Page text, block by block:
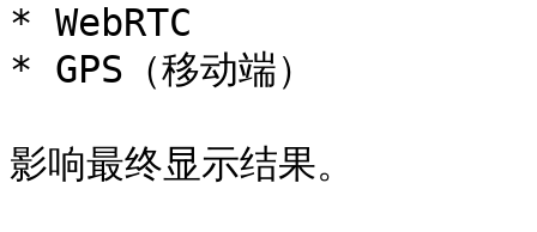
* WebRTC
* GPS（移动端）
影响最终显示结果。